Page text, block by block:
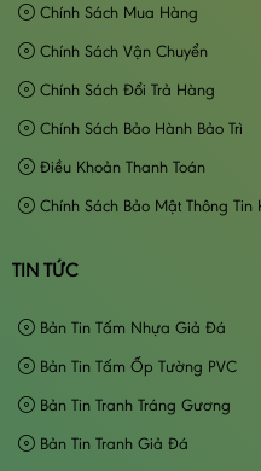
Chính Sách Mua Hàng
Chính Sách Vận Chuyển
Chính Sách Đổi Trả Hàng
Chính Sách Bảo Hành Bảo Trì
Điều Khoản Thanh Toán
Chính Sách Bảo Mật Thông Tin
TIN TỨC
Bản Tin Tấm Nhựa Giả Đá
Bản Tin Tấm Ốp Tường PVC
Bản Tin Tranh Tráng Gương
Bản Tin Tranh Giả Đá